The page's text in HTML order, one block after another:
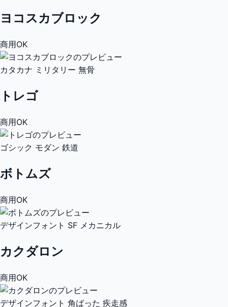
ヨコスカブロック
商用OK
カタカナ ミリタリー 無骨
トレゴ
商用OK
ゴシック モダン 鉄道
ボトムズ
商用OK
デザインフォント SF メカニカル
カクダロン
商用OK
デザインフォント 角ばった 疾走感